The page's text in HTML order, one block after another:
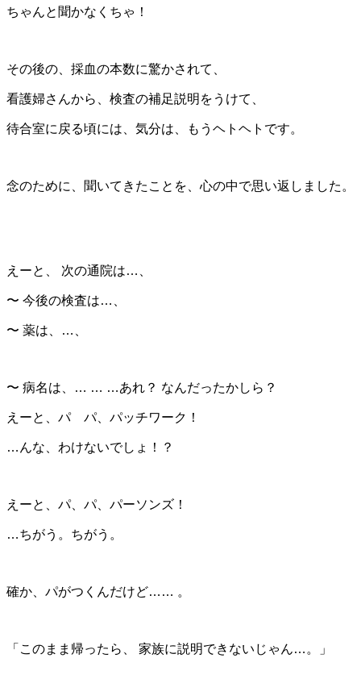
ちゃんと聞かなくちゃ！
その後の、採血の本数に驚かされて、
看護婦さんから、検査の補足説明をうけて、
待合室に戻る頃には、気分は、もうヘトヘトです。
念のために、聞いてきたことを、心の中で思い返しました。
えーと、 次の通院は…、
〜 今後の検査は…、
〜 薬は、…、
〜 病名は、… … …あれ？ なんだったかしら？
えーと、パ パ、パッチワーク！
…んな、わけないでしょ！？
えーと、パ、パ、パーソンズ！
…ちがう。 ちがう。
確か、パがつくんだけど…… 。
「このまま帰ったら、 家族に説明できないじゃん…。」